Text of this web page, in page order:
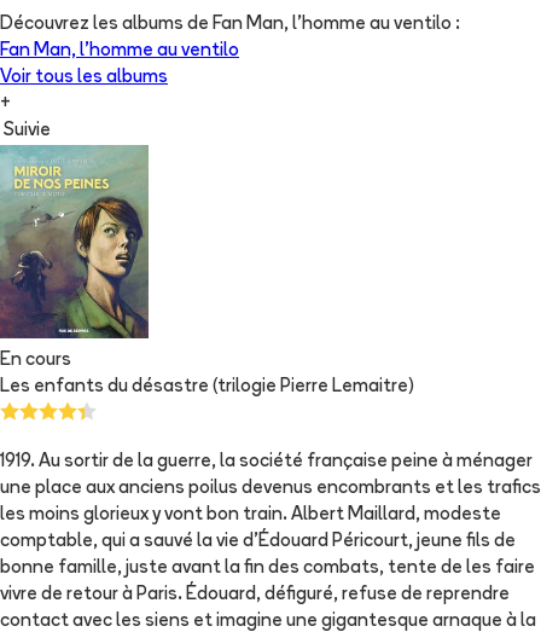
Découvrez les albums de Fan Man, l'homme au ventilo :
Fan Man, l'homme au ventilo
Voir tous les albums
+
Suivie
En cours
Les enfants du désastre (trilogie Pierre Lemaitre)
1919. Au sortir de la guerre, la société française peine à ménager
une place aux anciens poilus devenus encombrants et les trafics
les moins glorieux y vont bon train. Albert Maillard, modeste
comptable, qui a sauvé la vie d'Édouard Péricourt, jeune fils de
bonne famille, juste avant la fin des combats, tente de les faire
vivre de retour à Paris. Édouard, défiguré, refuse de reprendre
contact avec les siens et imagine une gigantesque arnaque à la